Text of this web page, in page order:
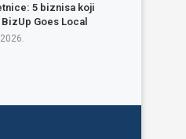
5 biznisa koji
Goes Local